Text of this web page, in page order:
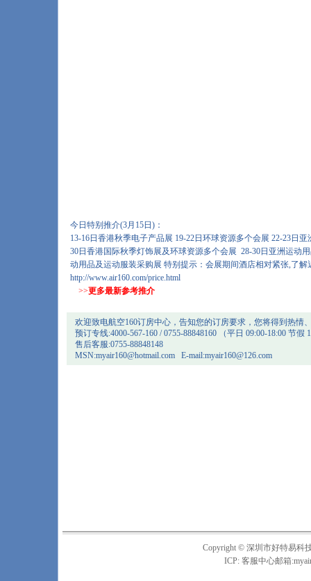
今日特别推介(3月15日)：
13-16日香港秋季电子产品展 19-22日环球资源多个会展 22-23日
30日香港国际秋季灯饰展及环球资源多个会展 28-30日亚洲运动
动用品及运动服装采购展 特别提示：会展期间酒店相对紧张,了解
http://www.air160.com/price.html
>>更多最新参考推介
欢迎致电航空160订房中心，告知您的订房要求，您将得到热情
预订专线:4000-567-160 / 0755-88848160 （平日 09:00-18:00 节假
售后客服:0755-88848148
MSN:myair160@hotmail.com E-mail:myair160@126.com
Copyright © 深圳市好特易科
ICP: 客服中心邮箱: